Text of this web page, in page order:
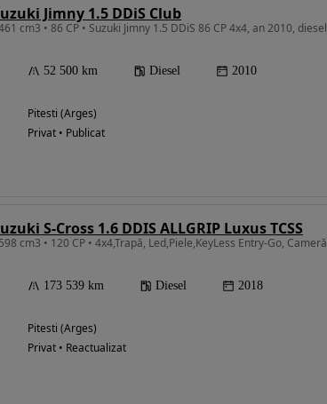
Jimny 1.5 DDiS Club
52 500 km Diesel 2010
Pitesti (Arges)
Privat • Publicat
S-Cross 1.6 DDIS ALLGRIP Luxus TCSS
cm3 • 120 CP • 4x4,Trapă, Led,Piele,KeyLess Entry-Go, Cameră
173 539 km Diesel 2018
Pitesti (Arges)
Privat • Reactualizat